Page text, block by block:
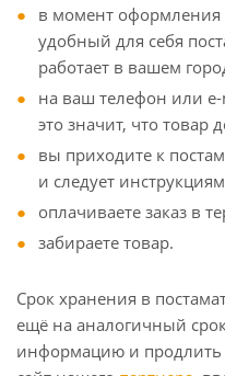
в момент оформления
удобный для себя
работает в вашем
на ваш телефон или
это значит, что товар
вы приходите к
и следует
оплачиваете заказ в
забираете товар.
Срок хранения в
ещё на аналогичный
информацию и продлить